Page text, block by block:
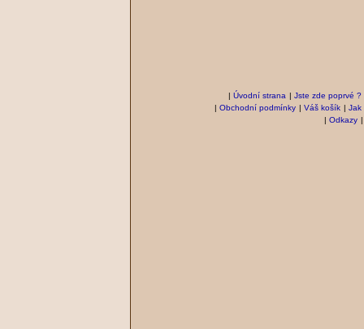
| Úvodní strana | Jste zde poprvé ?
| Obchodní podmínky | Váš košík | Jak
| Odkazy